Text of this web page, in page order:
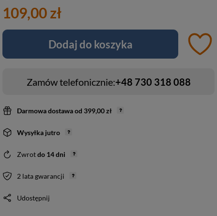
109,00 zł
Dodaj do koszyka
Zamów telefonicznie:+48 730 318 088
Darmowa dostawaod 399,00 zł
Wysyłka jutro
Zwrotdo 14dni
2 lata gwarancji
Udostępnij